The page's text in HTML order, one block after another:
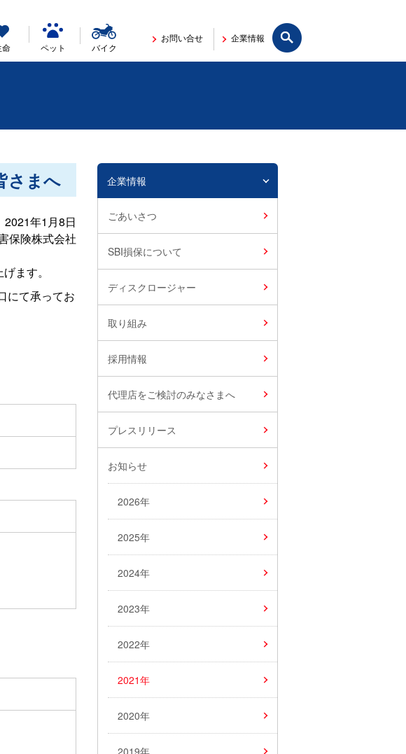
命 ペット バイク
お問い合せ 企業情報
さまへ
2021年1月8日
保険株式会社
ます。
にて承ってお
企業情報
ごあいさつ
SBI損保について
ディスクロージャー
取り組み
採用情報
代理店をご検討のみなさまへ
プレスリリース
お知らせ
2026年
2025年
2024年
2023年
2022年
2021年
2020年
2019年